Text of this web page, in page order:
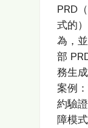
PRD
式的
為，
部
務生
案例
約驗
障模